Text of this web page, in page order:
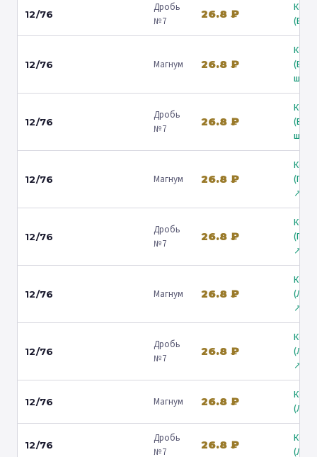
12/76
Дробь
№7
26.8 ₽
12/76 Магнум 26.8 ₽
ш.) ↗
12/76
Дробь
№7
26.8 ₽
ш.) ↗
12/76 Магнум 26.8 ₽
↗
12/76
Дробь
№7
26.8 ₽
↗
12/76 Магнум 26.8 ₽
↗
12/76
Дробь
№7
26.8 ₽
↗
12/76 Магнум 26.8 ₽
12/76
Дробь
№7
26.8 ₽